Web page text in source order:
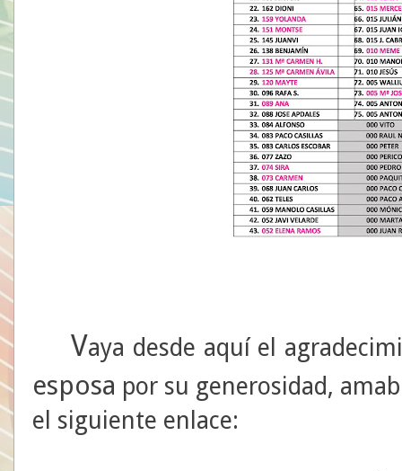
Vaya desde aquí el
esposa por su generosidad,
el siguiente enlace: